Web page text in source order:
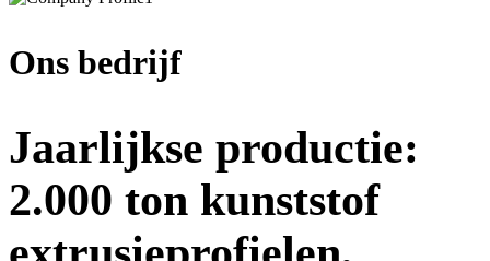
Ons bedrijf
Jaarlijkse productie:
2.000 ton kunststof